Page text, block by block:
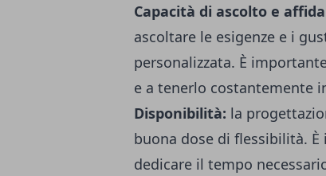
Capacità di ascolto e
ascoltare le esigenze e i
personalizzata. È
e a tenerlo costantemente
Disponibilità: la
buona dose di flessibilità.
dedicare il tempo